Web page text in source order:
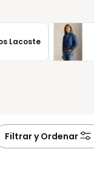
Lacoste
Filtrar y Ordenar